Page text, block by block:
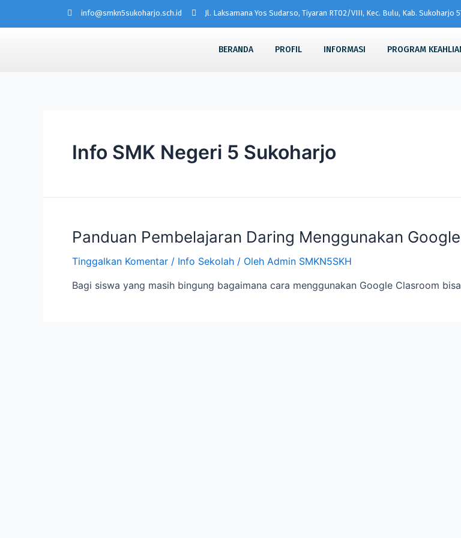
info@smkn5sukoharjo.sch.id Jl. Laksamana Yos Sudarso, Tiyaran RT02/VIII, Kec. Bulu, Kab. Sukoharjo
BERANDA PROFIL INFORMASI PROGRAM
Info SMK Negeri 5 Sukoharjo
Panduan Pembelajaran Daring Menggunakan
Tinggalkan Komentar / Info Sekolah / Oleh Admin SMKN5SKH
Bagi siswa yang masih bingung bagaimana cara menggunakan Google Clasroom